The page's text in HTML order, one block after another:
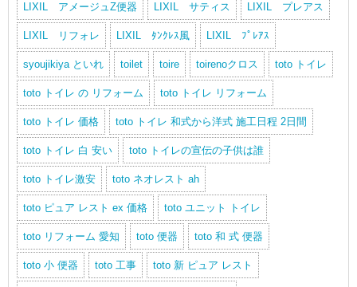
LIXIL アメージュZ便器 LIXIL サティス LIXIL プレアス
LIXIL リフォレ LIXIL ﾀﾝｸﾚｽ風 LIXIL ﾌﾟﾚｱｽ
syoujikiya といれ toilet toire toirenoクロス toto トイレ
toto トイレ の リフォーム toto トイレ リフォーム
toto トイレ 価格 toto トイレ 和式から洋式 施工日程 2日間
toto トイレ 白 安い toto トイレの宣伝の子供は誰
toto トイレ激安 toto ネオレスト ah
toto ピュア レスト ex 価格 toto ユニット トイレ
toto リフォーム 愛知 toto 便器 toto 和 式 便器
toto 小 便器 toto 工事 toto 新 ピュア レスト